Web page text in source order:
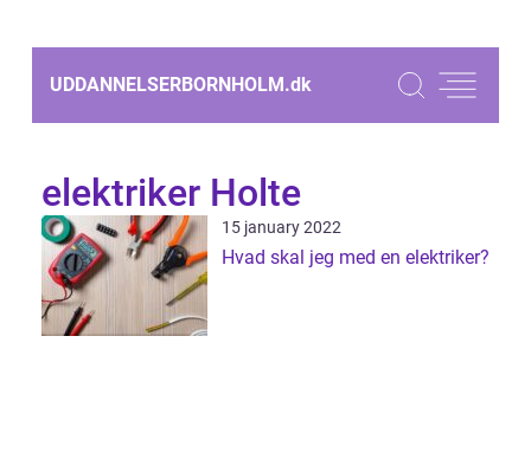
UDDANNELSERBORNHOLM.dk
elektriker Holte
15 january 2022
Hvad skal jeg med en elektriker?